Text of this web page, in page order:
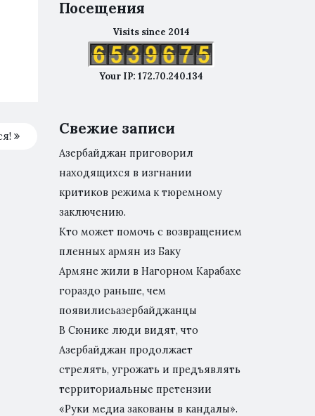
Посещения
Visits since 2014
Your IP: 172.70.240.134
Свежие записи
Азербайджан приговорил
находящихся в изгнании
критиков режима к тюремному
заключению.
Кто может помочь с возвращением
пленных армян из Баку
Армяне жили в Нагорном Карабахе
гораздо раньше, чем
появилисьазербайджанцы
В Сюнике люди видят, что
Азербайджан продолжает
стрелять, угрожать и предъявлять
территориальные претензии
«Руки медиа закованы в кандалы».